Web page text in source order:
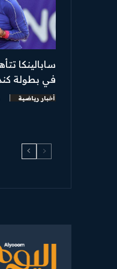
سابالينكا
في بطولة
أخبار رياضية